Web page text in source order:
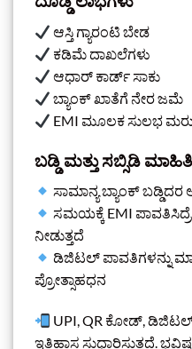
ಆಸ್ತಿ ಗ್ಯಾರಂಟಿ ಬೇಡ
ಕಡಿಮೆ ದಾಖಲೆಗಳು
ಆಧಾರ್ ಕಾರ್ಡ್ ಸಾಕು
ಬ್ಯಾಂಕ್ ಖಾತೆಗೆ ನೇರ ಜಮೆ
EMI ಮೂಲಕ ಸುಲಭ
ಬಡ್ಡಿ ಮತ್ತು ಸಬ್ಸಿಡಿ ಮಾಹಿತಿ
ಸಾಮಾನ್ಯ ಬ್ಯಾಂಕ್ ಬಡ್ಡಿದರ
ಸಮಯಕ್ಕೆ EMI ಪಾವತಿಸಿದ್ರೆ
ನೀಡುತ್ತದೆ
ಡಿಜಿಟಲ್ ಪಾವತಿಗಳನ್ನು
ಪ್ರೋತ್ಸಾಹಧನ
UPI, QR ಕೋಡ್, ಡಿಜಿಟಲ್
ಇತಿಹಾಸ ಸುಧಾರಿಸುತ್ತದೆ.